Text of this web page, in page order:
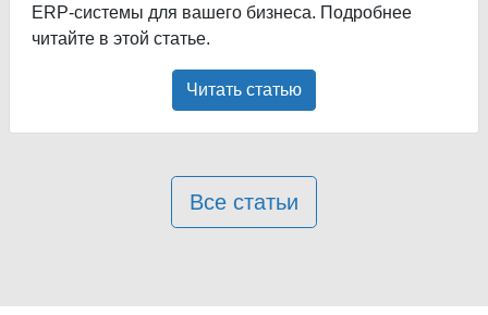
ERP-системы для вашего бизнеса. Подробнее
читайте в этой статье.
Читать статью
Все статьи